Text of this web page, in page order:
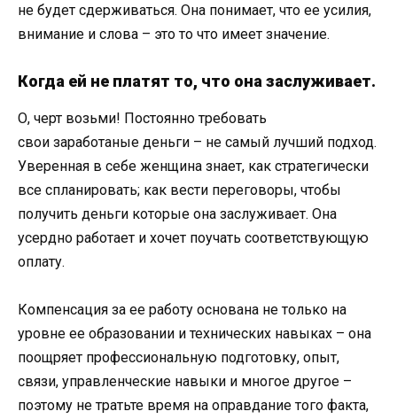
не будет сдерживаться. Она понимает, что ее усилия,
внимание и слова – это то что имеет значение.
Когда ей не платят то, что она заслуживает.
О, черт возьми! Постоянно требовать
свои заработаные деньги – не самый лучший подход.
Уверенная в себе женщина знает, как стратегически
все спланировать; как вести переговоры, чтобы
получить деньги которые она заслуживает. Она
усердно работает и хочет поучать соответствующую
оплату.
Компенсация за ее работу основана не только на
уровне ее образовании и технических навыках – она ​​
поощряет профессиональную подготовку, опыт,
связи, управленческие навыки и многое другое –
поэтому не тратьте время на оправдание того факта,